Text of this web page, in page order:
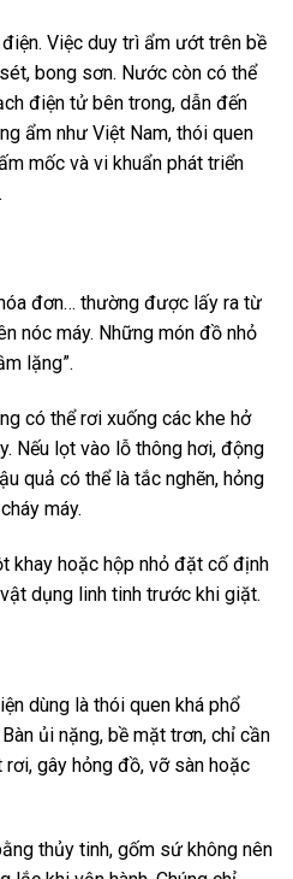
Việc duy trì ẩm ướt trên bề
bong sơn. Nước còn có thể
điện tử bên trong, dẫn đến
ẩm như Việt Nam, thói quen
mốc và vi khuẩn phát triển
đơn… thường được lấy ra từ
nóc máy. Những món đồ nhỏ
lặng”.
có thể rơi xuống các khe hở
Nếu lọt vào lỗ thông hơi, động
quả có thể là tắc nghẽn, hỏng
máy.
khay hoặc hộp nhỏ đặt cố định
dụng linh tinh trước khi giặt.
dùng là thói quen khá phổ
ủi nặng, bề mặt trơn, chỉ cần
gây hỏng đồ, vỡ sàn hoặc
thủy tinh, gốm sứ không nên